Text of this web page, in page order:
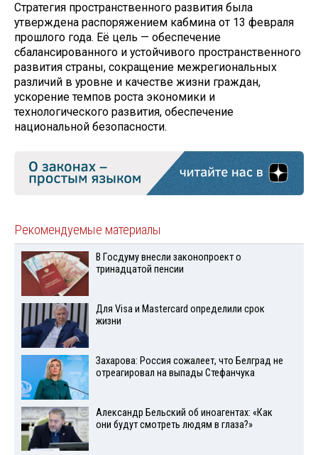
Стратегия пространственного развития была
утверждена распоряжением кабмина от 13 февраля
прошлого года. Её цель — обеспечение
сбалансированного и устойчивого пространственного
развития страны, сокращение межрегиональных
различий в уровне и качестве жизни граждан,
ускорение темпов роста экономики и
технологического развития, обеспечение
национальной безопасности.
Рекомендуемые материалы
В Госдуму внесли законопроект о
тринадцатой пенсии
Для Visа и Mastercard определили срок
жизни
Захарова: Россия сожалеет, что Белград не
отреагировал на выпады Стефанчука
Александр Бельский об иноагентах: «Как
они будут смотреть людям в глаза?»